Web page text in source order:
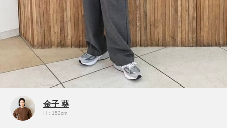
金子 葵
H：152cm